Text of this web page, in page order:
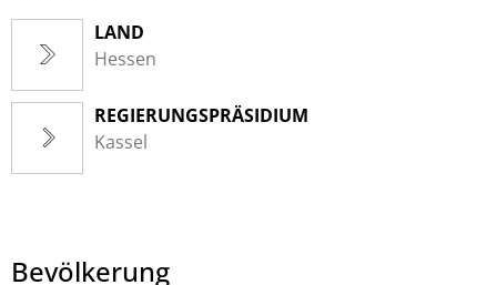
LAND
Hessen
REGIERUNGSPRÄSIDIUM
Kassel
Bevölkerung